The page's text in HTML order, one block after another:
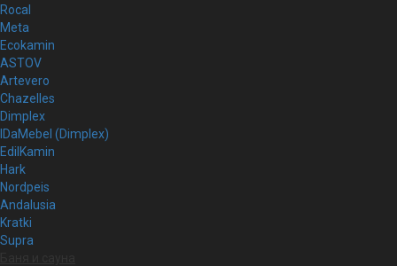
Rocal
Meta
Ecokamin
ASTOV
Artevero
Chazelles
Dimplex
IDaMebel (Dimplex)
EdilKamin
Hark
Nordpeis
Andalusia
Kratki
Supra